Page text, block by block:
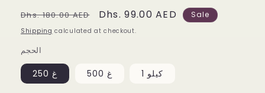
Regular
price
Dhs. 180.00 AED
Sale
price
Dhs. 99.00 AED Sale
Shipping calculated at checkout.
الحجم
250 غ 500 غ 1 كيلو